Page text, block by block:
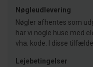
Nøgleudlevering
Nøgler afhentes som
har vi nogle huse med
vha. kode. I disse
Lejebetingelser